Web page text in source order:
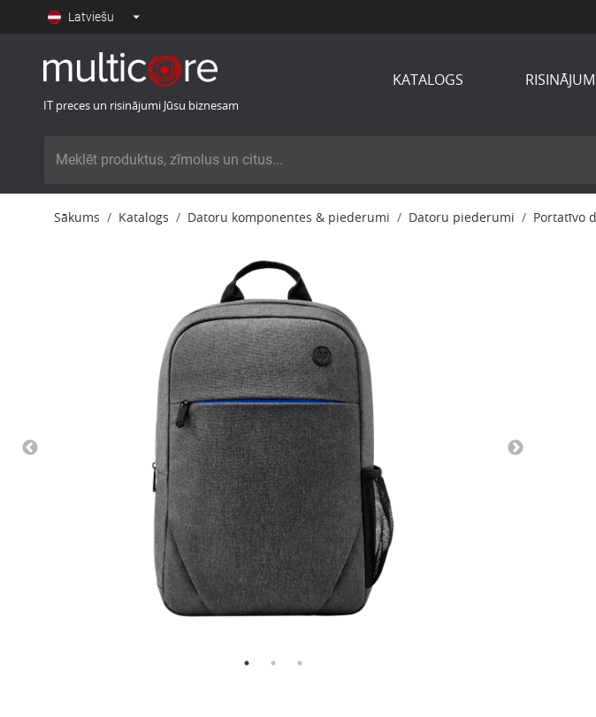
Latviešu
IT preces un risinājumi Jūsu biznesam
KATALOGS
Sākums Katalogs Datoru komponentes & piederumi Datoru piederumi Portatīvo